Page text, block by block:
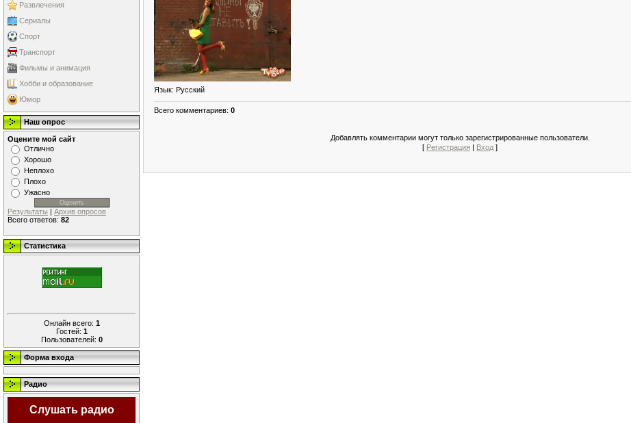
Развлечения
Сериалы
Спорт
Транспорт
Фильмы и анимация
Хобби и образование
Юмор
Наш опрос
Оцените мой сайт
Отлично
Хорошо
Неплохо
Плохо
Ужасно
Результаты | Архив опросов
Всего ответов: 82
Статистика
Онлайн всего: 1
Гостей: 1
Пользователей: 0
Форма входа
Радио
Слушать радио
Язык: Русский
Всего комментариев: 0
Добавлять комментарии могут только зарегистрированные пользователи.
[ Регистрация | Вход ]